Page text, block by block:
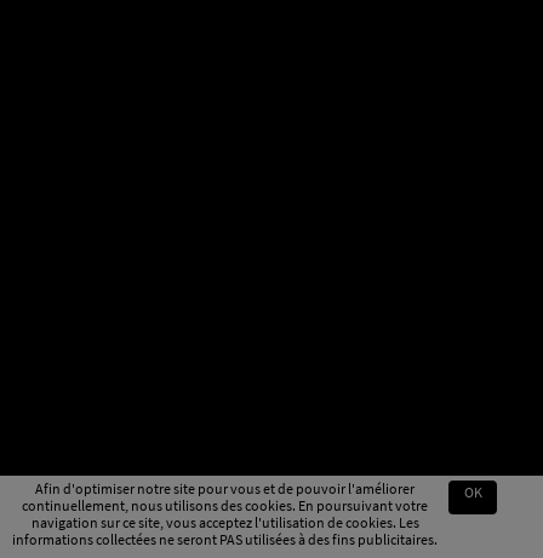
Afin d'optimiser notre site pour vous et de pouvoir l'améliorer
continuellement, nous utilisons des cookies. En poursuivant votre
navigation sur ce site, vous acceptez l'utilisation de cookies. Les
informations collectées ne seront PAS utilisées à des fins publicitaires.
OK